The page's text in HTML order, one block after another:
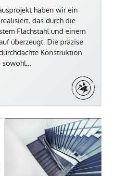
haben wir ein
das durch die
Flachstahl und einem
überzeugt. Die präzise
Konstruktion
sowohl…